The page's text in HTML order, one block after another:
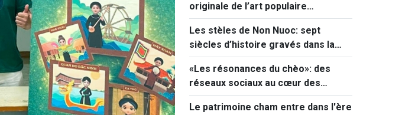
originale de l’art populaire
vietnamien
Les stèles de Non Nuoc: sept
siècles d’histoire gravés dans la
pierre
«Les résonances du chèo»: des
réseaux sociaux au cœur des
jeunes
Le patrimoine cham entre dans l'ère